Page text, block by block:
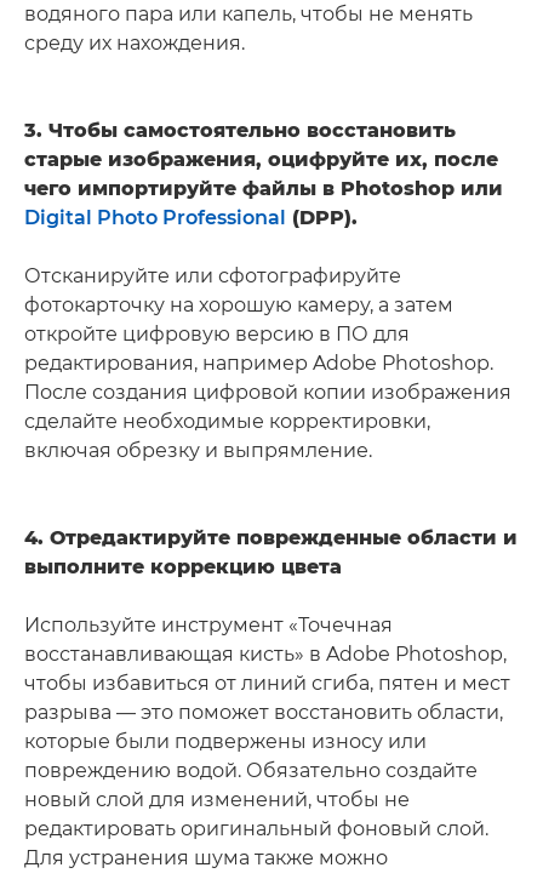
водяного пара или капель, чтобы не менять
среду их нахождения.
3. Чтобы самостоятельно восстановить
старые изображения, оцифруйте их, после
чего импортируйте файлы в Photoshop или
Digital Photo Professional (DPP).
Отсканируйте или сфотографируйте
фотокарточку на хорошую камеру, а затем
откройте цифровую версию в ПО для
редактирования, например Adobe Photoshop.
После создания цифровой копии изображения
сделайте необходимые корректировки,
включая обрезку и выпрямление.
4. Отредактируйте поврежденные области и
выполните коррекцию цвета
Используйте инструмент «Точечная
восстанавливающая кисть» в Adobe Photoshop,
чтобы избавиться от линий сгиба, пятен и мест
разрыва — это поможет восстановить области,
которые были подвержены износу или
повреждению водой. Обязательно создайте
новый слой для изменений, чтобы не
редактировать оригинальный фоновый слой.
Для устранения шума также можно